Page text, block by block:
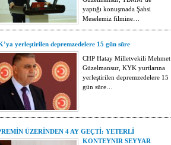
yaptığı konuşmada Şahsi
Meselemiz filmine…
yerleştirilen depremzedelere 15 gün süre
CHP Hatay Milletvekili Mehmet
Güzelmansur, KYK yurtlarına
yerleştirilen depremzedelere 15
gün süre…
ÜZERİNDEN 4 AY GEÇTİ: YETERLİ
KONTEYNIR SEYYAR